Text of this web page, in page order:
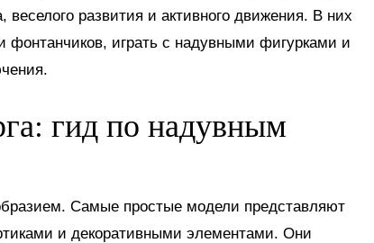
развития и активного движения. В них
фонтанчиков, играть с надувными фигурками и
гид по надувным
Самые простые модели представляют
и декоративными элементами. Они